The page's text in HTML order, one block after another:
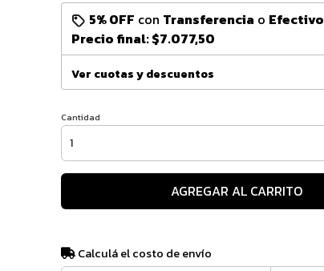
5% OFF con Transferencia o Efectivo
Precio final:$7.077,50
Ver cuotas y descuentos
Cantidad
AGREGAR AL CARRITO
Calculá el costo de envío